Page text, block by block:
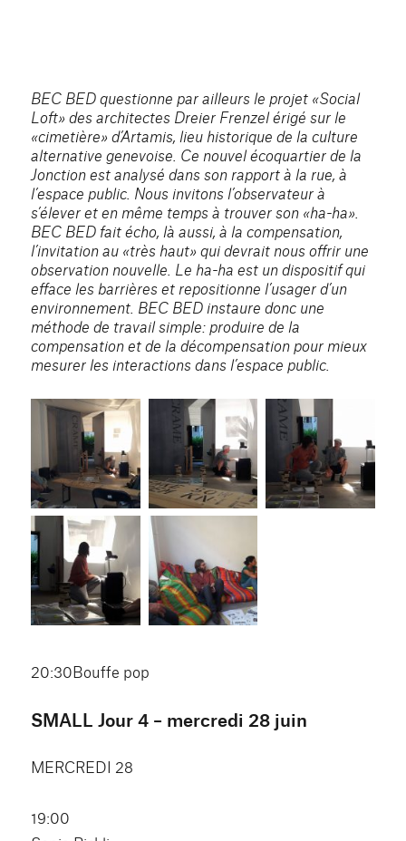
BEC BED questionne par ailleurs le projet «Social
Loft» des architectes Dreier Frenzel érigé sur le
«cimetière» d’Artamis, lieu historique de la culture
alternative genevoise. Ce nouvel écoquartier de la
Jonction est analysé dans son rapport à la rue, à
l’espace public. Nous invitons l’observateur à
s’élever et en même temps à trouver son «ha-ha».
BEC BED fait écho, là aussi, à la compensation,
l’invitation au «très haut» qui devrait nous offrir une
observation nouvelle. Le ha-ha est un dispositif qui
efface les barrières et repositionne l’usager d’un
environnement. BEC BED instaure donc une
méthode de travail simple: produire de la
compensation et de la décompensation pour mieux
mesurer les interactions dans l’espace public.
20:30Bouffe pop
SMALL Jour 4 – mercredi 28 juin
MERCREDI 28
19:00